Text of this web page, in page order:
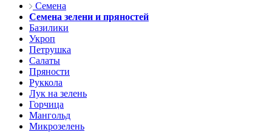
Семена
Семена зелени и пряностей
Базилики
Укроп
Петрушка
Салаты
Пряности
Руккола
Лук на зелень
Горчица
Мангольд
Микрозелень